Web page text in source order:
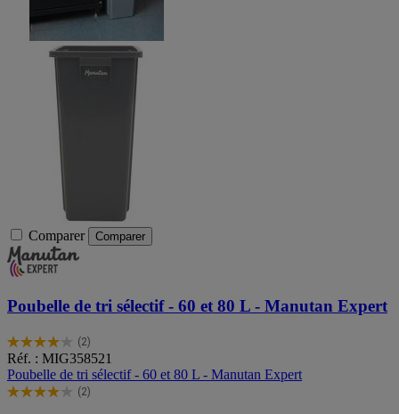
Comparer Comparer
Poubelle de tri sélectif - 60 et 80 L - Manutan Expert
(2)
4.0
sur
5
étoiles.
Réf. : MIG358521
Poubelle de tri sélectif - 60 et 80 L - Manutan Expert
(2)
4.0